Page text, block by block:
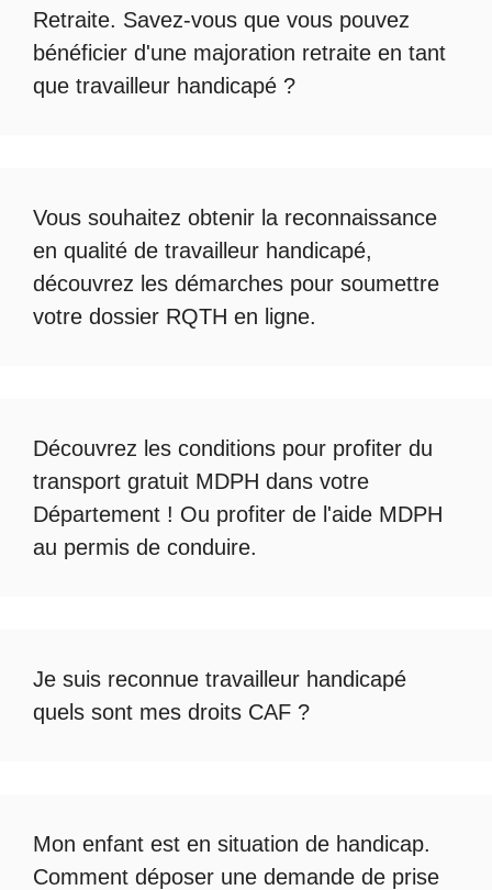
Retraite. Savez-vous que vous pouvez
bénéficier d'une majoration retraite en tant
que travailleur handicapé ?
Vous souhaitez obtenir la reconnaissance
en qualité de travailleur handicapé,
découvrez les démarches pour soumettre
votre dossier RQTH en ligne.
Découvrez les conditions pour profiter du
transport gratuit MDPH dans votre
Département ! Ou profiter de l'aide MDPH
au permis de conduire.
Je suis reconnue travailleur handicapé
quels sont mes droits CAF ?
Mon enfant est en situation de handicap.
Comment déposer une demande de prise